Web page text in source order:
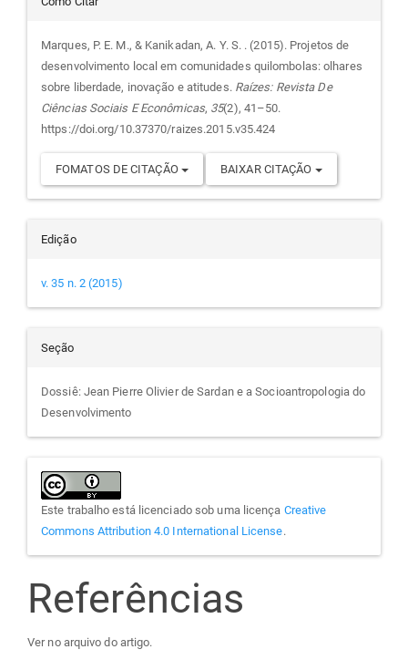
do
artigo
Marques, P. E. M., & Kanikadan, A. Y. S. . (2015). Projetos de
desenvolvimento local em comunidades quilombolas: olhares
sobre liberdade, inovação e atitudes. Raízes: Revista De
Ciências Sociais E Econômicas, 35(2), 41–50.
https://doi.org/10.37370/raizes.2015.v35.424
FOMATOS DE CITAÇÃO BAIXAR CITAÇÃO
Edição
v. 35 n. 2 (2015)
Seção
Dossiê: Jean Pierre Olivier de Sardan e a Socioantropologia do
Desenvolvimento
Este trabalho está licenciado sob uma licença Creative
Commons Attribution 4.0 International License.
Referências
Ver no arquivo do artigo.